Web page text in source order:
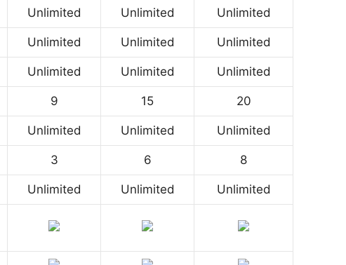
Unlimited Unlimited Unlimited
Unlimited Unlimited Unlimited
Unlimited Unlimited Unlimited
9 15 20
Unlimited Unlimited Unlimited
3 6 8
Unlimited Unlimited Unlimited